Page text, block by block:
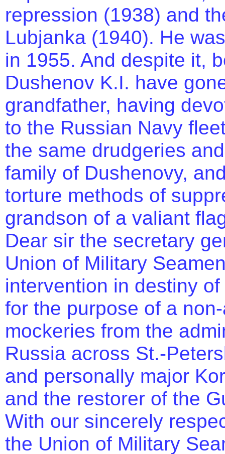
repression (1938) and
Lubjanka (1940). He
in 1955. And despite it,
Dushenov K.I. have
grandfather, having
to the Russian Navy
the same drudgeries
family of Dushenovy,
torture methods of
grandson of a valiant
Dear sir the secretary
Union of Military
intervention in destiny
for the purpose of a
mockeries from the
Russia across St.-
and personally major
and the restorer of the
With our sincerely
the Union of Military